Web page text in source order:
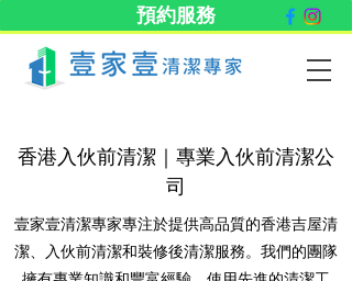
預約服務
香港入伙前清潔｜專業入伙前清潔公
司
壹家壹清潔專家專注於提供高品質的香港吉屋清
潔、入伙前清潔和裝修後清潔服務。我們的團隊